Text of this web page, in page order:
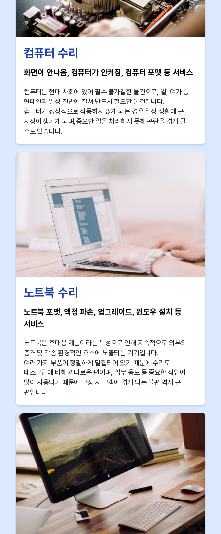
컴퓨터 수리
화면이 안나옴, 컴퓨터가 안켜짐, 컴퓨터 포맷 등 서비스
컴퓨터는 현대 사회에 있어 필수 불가결한 물건으로, 일, 여가 등
현대인의 일상 전반에 걸쳐 반드시 필요한 물건입니다.
컴퓨터가 정상적으로 작동하지 않게 되는 경우 일상 생활에 큰
지장이 생기게 되며,중요한 일을 처리하지 못해 곤란을 겪게 될
수도 있습니다.
노트북 수리
노트북 포맷, 액정 파손, 업그레이드, 윈도우 설치 등
서비스
노트북은 휴대용 제품이라는 특성으로 인해 지속적으로 외부의
충격 및 각종 환경적인 요소에 노출되는 기기입니다.
여러 가지 부품이 정밀하게 밀집되어 있기 때문에 수리도
데스크탑에 비해 까다로운 편이며, 업무 용도 등 중요한 작업에
많이 사용되기 때문에 고장 시 고객에 겪게 되는 불편 역시 큰
편입니다.